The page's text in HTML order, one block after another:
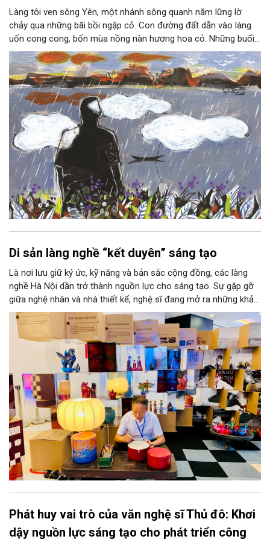
Làng tôi ven sông Yên, một nhánh sông quanh năm lững lờ
chảy qua những bãi bồi ngập cỏ. Con đường đất dẫn vào làng
uốn cong cong, bốn mùa nồng nàn hương hoa cỏ. Những buổi
hoàng hôn, khi nắng đã dịu xuống phía cuối sông, đám hoa tím
lại thẫm màu như có ai vừa rắc lên một lớp khói.
Di sản làng nghề “kết duyên” sáng tạo
Là nơi lưu giữ ký ức, kỹ năng và bản sắc cộng đồng, các làng
nghề Hà Nội dần trở thành nguồn lực cho sáng tạo. Sự gặp gỡ
giữa nghệ nhân và nhà thiết kế, nghệ sĩ đang mở ra những khả
năng phát triển mới cho thủ công đương đại trên nền tảng di
sản. Từ những cuộc “kết duyên” đầy cảm hứng ấy, Hà Nội đang
khơi thông mạch ngầm của hệ sinh thái thủ công, biến vốn cổ
thành động lực bền vững cho tương lai.
Phát huy vai trò của văn nghệ sĩ Thủ đô: Khơi
dậy nguồn lực sáng tạo cho phát triển công